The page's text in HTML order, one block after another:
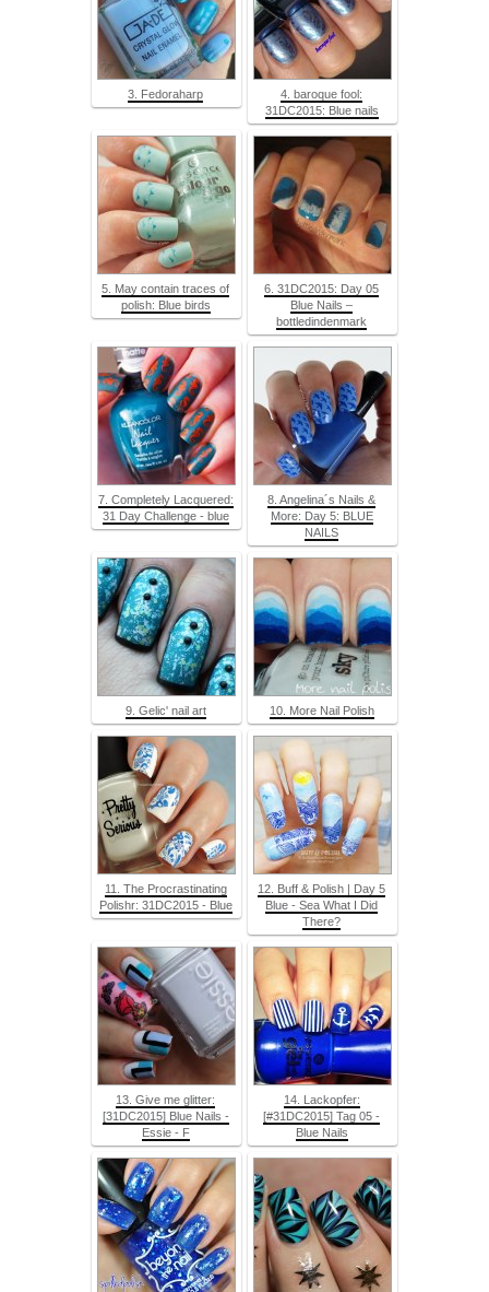
3. Fedoraharp
4. baroque fool:
31DC2015: Blue nails
5. May contain traces of
polish: Blue birds
6. 31DC2015: Day 05
Blue Nails –
bottledindenmark
7. Completely Lacquered:
31 Day Challenge - blue
8. Angelina´s Nails &
More: Day 5: BLUE
NAILS
9. Gelic' nail art 10. More Nail Polish
11. The Procrastinating
Polishr: 31DC2015 - Blue
12. Buff & Polish | Day 5
Blue - Sea What I Did
There?
13. Give me glitter:
[31DC2015] Blue Nails -
Essie - F
14. Lackopfer:
[#31DC2015] Tag 05 -
Blue Nails